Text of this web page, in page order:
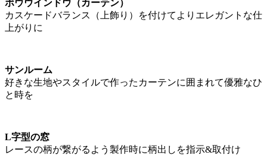
ボウウインドウ（カーテン）
カスケードバランス（上飾り）を付けてよりエレガントな仕
上がりに
サンルーム
好きな生地やスタイルで作ったカーテンに囲まれて優雅なひ
と時を
L字型の窓
レースの柄が繋がるよう製作時に柄出しを指示&取付け